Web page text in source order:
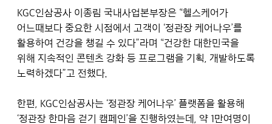
KGC인삼공사 이종림 국내사업본부장은 “헬스케어가
어느때보다 중요한 시점에서 고객이 ‘정관장 케어나우’를
활용하여 건강을 챙길 수 있다”라며 “건강한 대한민국을
위해 지속적인 콘텐츠 강화 등 프로그램을 기획, 개발하도록
노력하겠다”고 전했다.
한편, KGC인삼공사는 ‘정관장 케어나우’ 플랫폼을 활용해
‘정관장 한마음 걷기 캠페인’을 진행하였는데, 약 1만여명이